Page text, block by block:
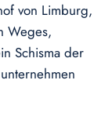
von Limburg,
Weges,
Schisma der